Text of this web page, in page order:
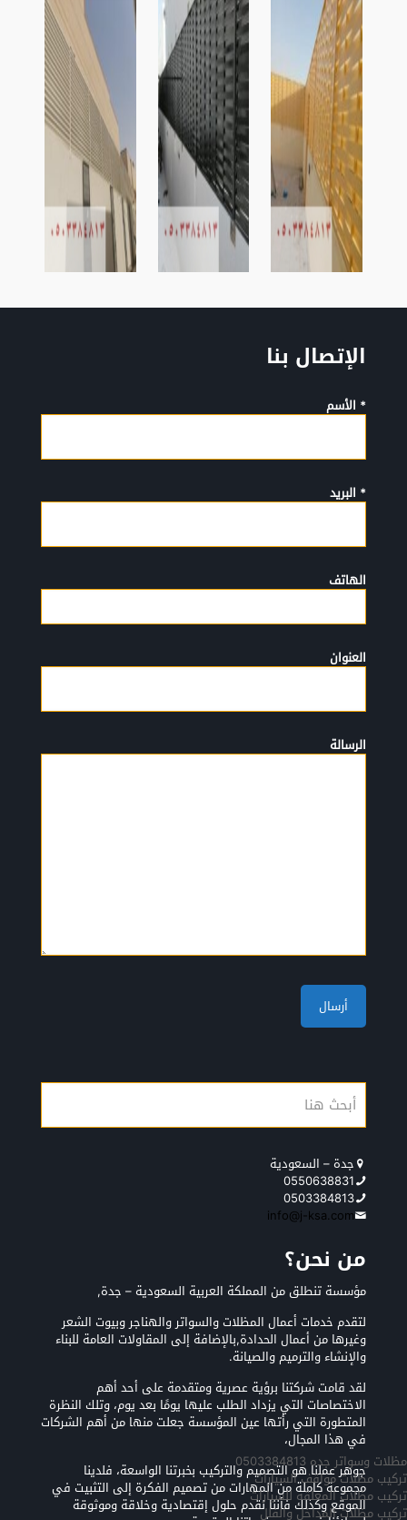
الإتصال بنا
* الأسم
* البريد
الهاتف
العنوان
الرسالة
جدة – السعودية
0550638831
0503384813
info@j-ksa.com
من نحن؟
مؤسسة تنطلق من المملكة العربية السعودية – جدة,
لتقدم خدمات أعمال المظلات والسواتر والهناجر وبيوت الشعر
وغيرها من أعمال الحدادة,بالإضافة إلى المقاولات العامة للبناء
والإنشاء والترميم والصيانة.
لقد قامت شركتنا برؤية عصرية ومتقدمة على أحد أهم
الاختصاصات التي يزداد الطلب عليها يومًا بعد يوم، وتلك النظرة
المتطورة التي رأتها عين المؤسسة جعلت منها من أهم الشركات
في هذا المجال،
جوهر عملنا هو التصميم والتركيب بخبرتنا الواسعة، فلدينا
مجموعة كاملة من المهارات من تصميم الفكرة إلى التثبيت في
الموقع وكذلك فأننا نقدم حلول إقتصادية وخلاقة وموثوقة
مظلات وسواتر جده 0503384813
تركيب مظلات مواقف السيارات
تركيب مظلات المعلقه للسيارات
تركيب مظلات المداخل والفلل